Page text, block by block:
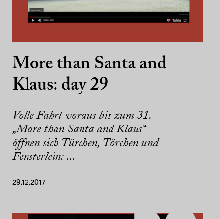
More than Santa and
Klaus: day 29
Volle Fahrt voraus bis zum 31.
„More than Santa and Klaus“
öffnen sich Türchen, Törchen und
Fensterlein: ...
29.12.2017